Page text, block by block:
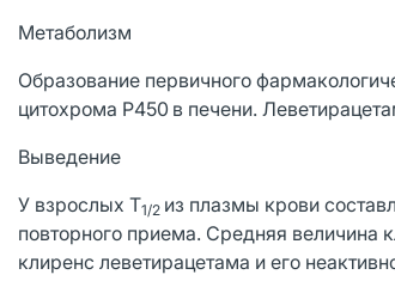
Метаболизм
Образование первичного
цитохрома P450 в печени.
Выведение
У взрослых T1/2 из плазмы крови
повторного приема. Средняя величина
клиренс леветирацетама и его